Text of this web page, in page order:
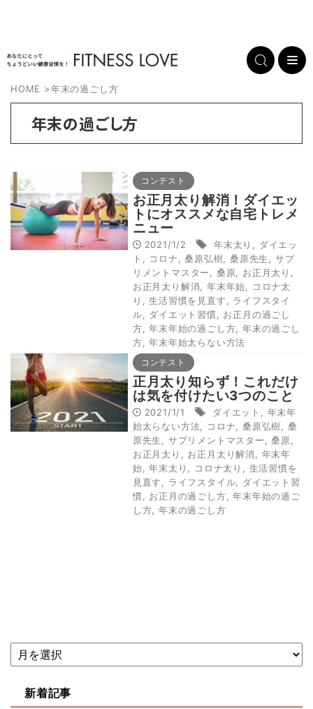
HOME >年末の過ごし方
年末の過ごし方
コンテスト
お正月太り解消！ダイエッ
トにオススメな自宅トレメ
ニュー
2021/1/2 年末太り
ダイエッ
ト
コロナ ,桑原弘樹 桑原先生
サプ
リメントマスター
桑原 お正月太り
お正月太り解消
年末年始
コロナ太
り
,生活習慣を見直す
ライフスタイ
ル
ダイエット習慣
お正月の過ごし
方 ,年末年始の過ごし方
年末の過ごし
方 ,年末年始太らない方法
コンテスト
正月太り知らず！これだけ
は気を付けたい3つのこと
2021/1/1 ダイエット
年末年
始太らない方法
コロナ 桑原弘樹
桑
原先生
サプリメントマスター ,桑原
お正月太り
お正月太り解消
年末年
始 ,年末太り コロナ太り
生活習慣を
見直す
ライフスタイル
ダイエット習
慣
お正月の過ごし方 ,年末年始の過ご
し方
年末の過ごし方
新着記事